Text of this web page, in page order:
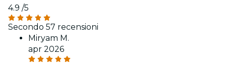
4.9 /5
Secondo 57 recensioni
Miryam M.
apr 2026